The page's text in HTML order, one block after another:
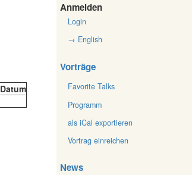
Datum
Anmelden
Login
→ English
Vorträge
Favorite Talks
Programm
als iCal exportieren
Vortrag einreichen
News